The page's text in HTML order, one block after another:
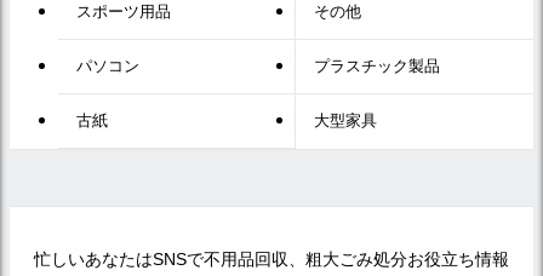
スポーツ用品 その他
パソコン プラスチック製品
古紙 大型家具
忙しいあなたはSNSで不用品回収、粗大ごみ処分お役立ち情報